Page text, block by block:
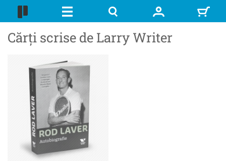
Cărți scrise de Larry Writer